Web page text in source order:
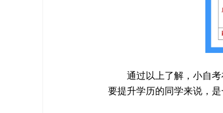
通过以上了解，小自
要提升学历的同学来说，